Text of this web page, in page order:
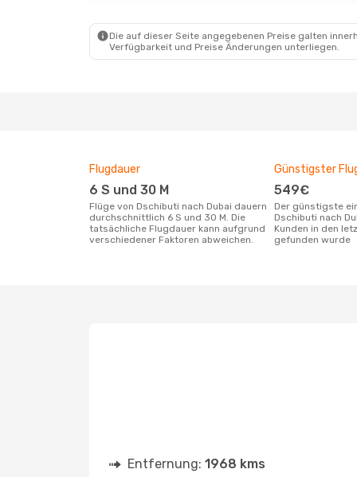
Die auf dieser Seite angegebenen Preise galten
Verfügbarkeit und Preise Änderungen unterliegen.
Flugdauer
6 S und 30 M
Flüge von Dschibuti nach Dubai dauern
durchschnittlich 6 S und 30 M. Die
tatsächliche Flugdauer kann aufgrund
verschiedener Faktoren abweichen.
Günstigster
549€
Der günstigste einfache Flug von
Dschibuti nach
Kunden in den
gefunden wurde
Entfernung: 1968 kms